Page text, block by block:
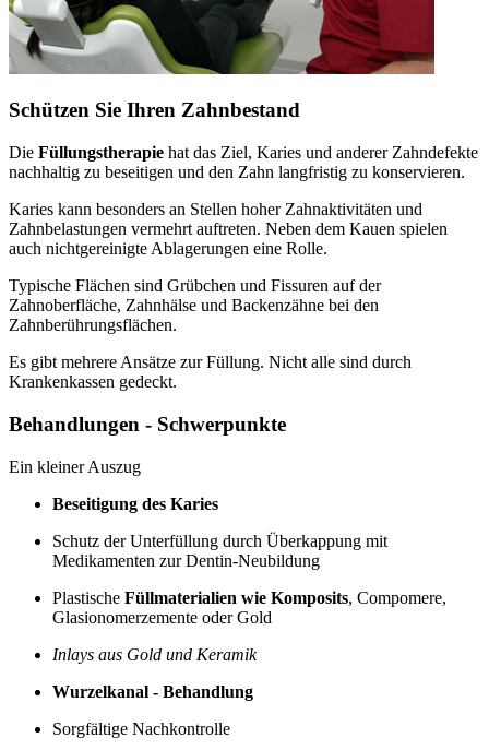
Schützen Sie Ihren Zahnbestand
Die Füllungstherapie hat das Ziel, Karies und anderer Zahndefekte
nachhaltig zu beseitigen und den Zahn langfristig zu konservieren.
Karies kann besonders an Stellen hoher Zahnaktivitäten und
Zahnbelastungen vermehrt auftreten. Neben dem Kauen spielen
auch nichtgereinigte Ablagerungen eine Rolle.
Typische Flächen sind Grübchen und Fissuren auf der
Zahnoberfläche, Zahnhälse und Backenzähne bei den
Zahnberührungsflächen.
Es gibt mehrere Ansätze zur Füllung. Nicht alle sind durch
Krankenkassen gedeckt.
Behandlungen - Schwerpunkte
Ein kleiner Auszug
Beseitigung des Karies
Schutz der Unterfüllung durch Überkappung mit
Medikamenten zur Dentin-Neubildung
Plastische Füllmaterialien wie Komposits, Compomere,
Glasionomerzemente oder Gold
Inlays aus Gold und Keramik
Wurzelkanal - Behandlung
Sorgfältige Nachkontrolle